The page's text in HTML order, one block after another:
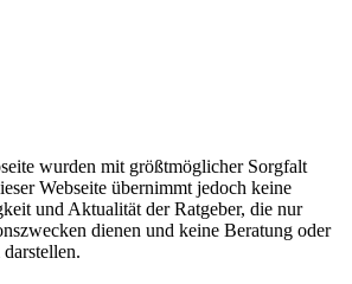
wurden mit größtmöglicher Sorgfalt
Webseite übernimmt jedoch keine
und Aktualität der Ratgeber, die nur
dienen und keine Beratung oder